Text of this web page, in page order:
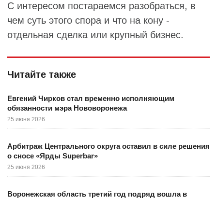
С интересом постараемся разобраться, в
чем суть этого спора и что на кону -
отдельная сделка или крупный бизнес.
Читайте также
Евгений Чирков стал временно исполняющим
обязанности мэра Нововоронежа
25 июня 2026
Арбитраж Центрального округа оставил в силе решения
о сносе «Ярды Superbar»
25 июня 2026
Воронежская область третий год подряд вошла в